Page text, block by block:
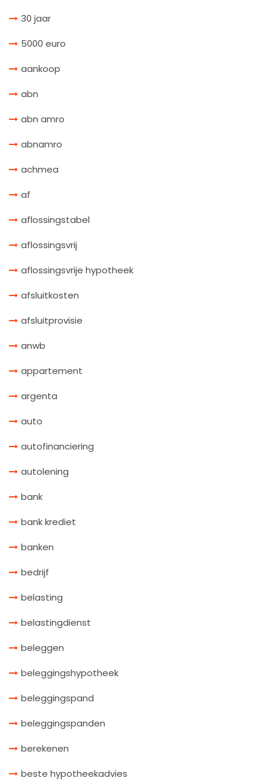
30 jaar
5000 euro
aankoop
abn
abn amro
abnamro
achmea
af
aflossingstabel
aflossingsvrij
aflossingsvrije hypotheek
afsluitkosten
afsluitprovisie
anwb
appartement
argenta
auto
autofinanciering
autolening
bank
bank krediet
banken
bedrijf
belasting
belastingdienst
beleggen
beleggingshypotheek
beleggingspand
beleggingspanden
berekenen
beste hypotheekadvies